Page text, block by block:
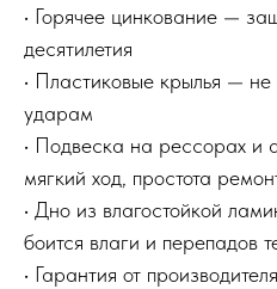
• Горячее цинкование —
десятилетия
• Пластиковые крылья —
ударам
• Подвеска на рессорах и
мягкий ход, простота
• Дно из влагостойкой
боится влаги и перепадов
• Гарантия от